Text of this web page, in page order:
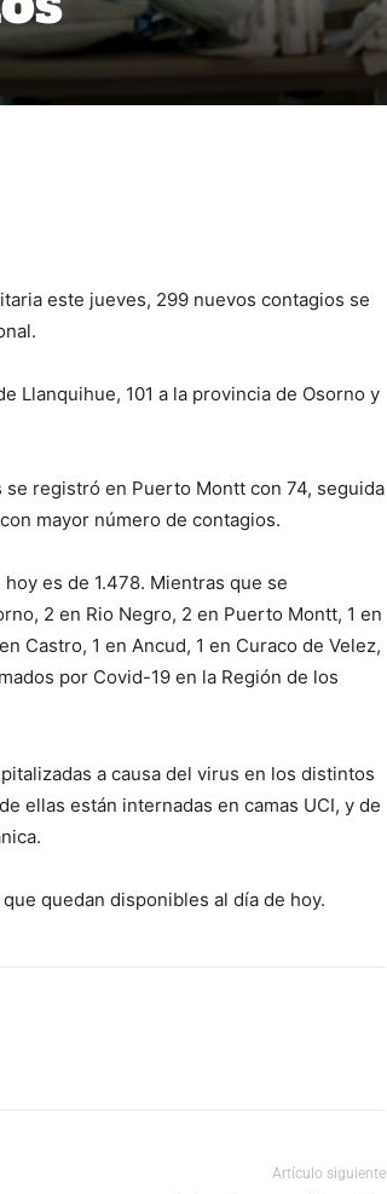
este jueves, 299 nuevos contagios se
Llanquihue, 101 a la provincia de Osorno y
registró en Puerto Montt con 74, seguida
mayor número de contagios.
es de 1.478. Mientras que se
2 en Rio Negro, 2 en Puerto Montt, 1 en
Castro, 1 en Ancud, 1 en Curaco de Velez,
por Covid-19 en la Región de los
a causa del virus en los distintos
ellas están internadas en camas UCI, y de
quedan disponibles al día de hoy.
Artículo siguiente